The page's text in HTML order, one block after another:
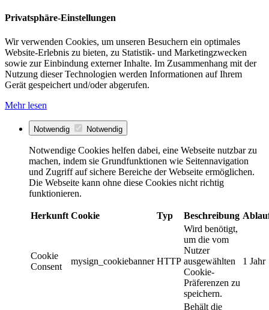
Privatsphäre-Einstellungen
Wir verwenden Cookies, um unseren Besuchern ein optimales
Website-Erlebnis zu bieten, zu Statistik- und Marketingzwecken
sowie zur Einbindung externer Inhalte. Im Zusammenhang mit der
Nutzung dieser Technologien werden Informationen auf Ihrem
Gerät gespeichert und/oder abgerufen.
Mehr lesen
Notwendig Notwendig
Notwendige Cookies helfen dabei, eine Webseite nutzbar zu
machen, indem sie Grundfunktionen wie Seitennavigation
und Zugriff auf sichere Bereiche der Webseite ermöglichen.
Die Webseite kann ohne diese Cookies nicht richtig
funktionieren.
Herkunft Cookie Typ Beschreibung
Cookie
Consent
mysign_cookiebanner HTTP
Wird benötigt,
um die vom
Nutzer
ausgewählten
Cookie-
Präferenzen zu
speichern.
1 Jahr
Behält die